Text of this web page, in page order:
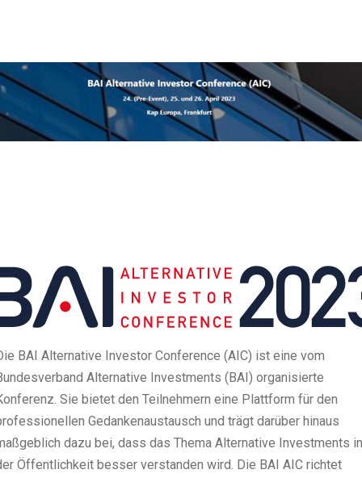
BAI Alternative Investor Conference (AIC) ist eine vom
Alternative Investments (BAI) organisierte
Sie bietet den Teilnehmern eine Plattform für den
Gedankenaustausch und trägt darüber hinaus
dazu bei, dass das Thema Alternative Investments in
Öffentlichkeit besser verstanden wird. Die BAI AIC richtet